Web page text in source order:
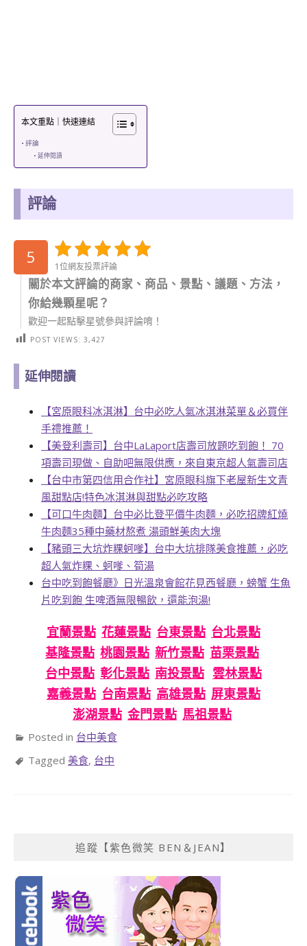
本文重點｜快速連結
評論
延伸閱讀
評論
5 1位網友投票評論
關於本文評論的商家、商品、景點、議題、方法，
你給幾顆星呢？
歡迎一起點擊星號參與評論唷！
POST VIEWS: 3,427
延伸閱讀
【宮原眼科冰淇淋】台中必吃人氣冰淇淋菜單＆必買伴
手禮推薦！
【美登利壽司】台中LaLaport店壽司放題吃到飽！ 70
項壽司現做、自助吧無限供應，來自東京超人氣壽司店
【台中市第四信用合作社】宮原眼科旗下老屋新生文青
風甜點店!特色冰淇淋與甜點必吃攻略
【可口牛肉麵】台中必比登平價牛肉麵，必吃招牌紅燒
牛肉麵35種中藥材熬煮 湯頭鮮美肉大塊
【豬頭三大坑炸粿蚵嗲】台中大坑排隊美食推薦，必吃
超人氣炸粿、蚵嗲、筍湯
台中吃到飽餐廳》日光溫泉會館花見西餐廳，螃蟹 生魚
片吃到飽 生啤酒無限暢飲，還能泡湯!
宜蘭景點 花蓮景點 台東景點 台北景點
基隆景點 桃園景點 新竹景點 苗栗景點
台中景點 彰化景點 南投景點 雲林景點
嘉義景點 台南景點 高雄景點 屏東景點
澎湖景點 金門景點 馬祖景點
Posted in 台中美食
Tagged 美食, 台中
追蹤【紫色微笑 BEN＆JEAN】